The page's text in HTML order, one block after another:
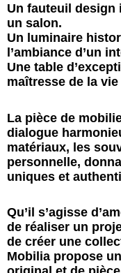
Un fauteuil design
un salon.
Un luminaire
l’ambiance d’un
Une table
maîtresse de la
La pièce de
dialogue
matériaux, les
personnelle,
uniques et
Qu’il s’agisse
de réaliser un
de créer une
Mobilia propose